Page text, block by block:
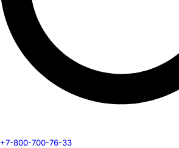
+7-800-700-76-33